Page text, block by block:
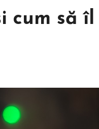
cum să îl